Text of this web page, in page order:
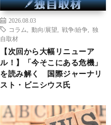
2026.08.03
コラム
動向/展望 戦争/紛争
独
自取材
【次回から大幅リニューア
ル！】「今そこにある危機」
を読み解く 国際ジャーナリ
スト・ビニシウス氏